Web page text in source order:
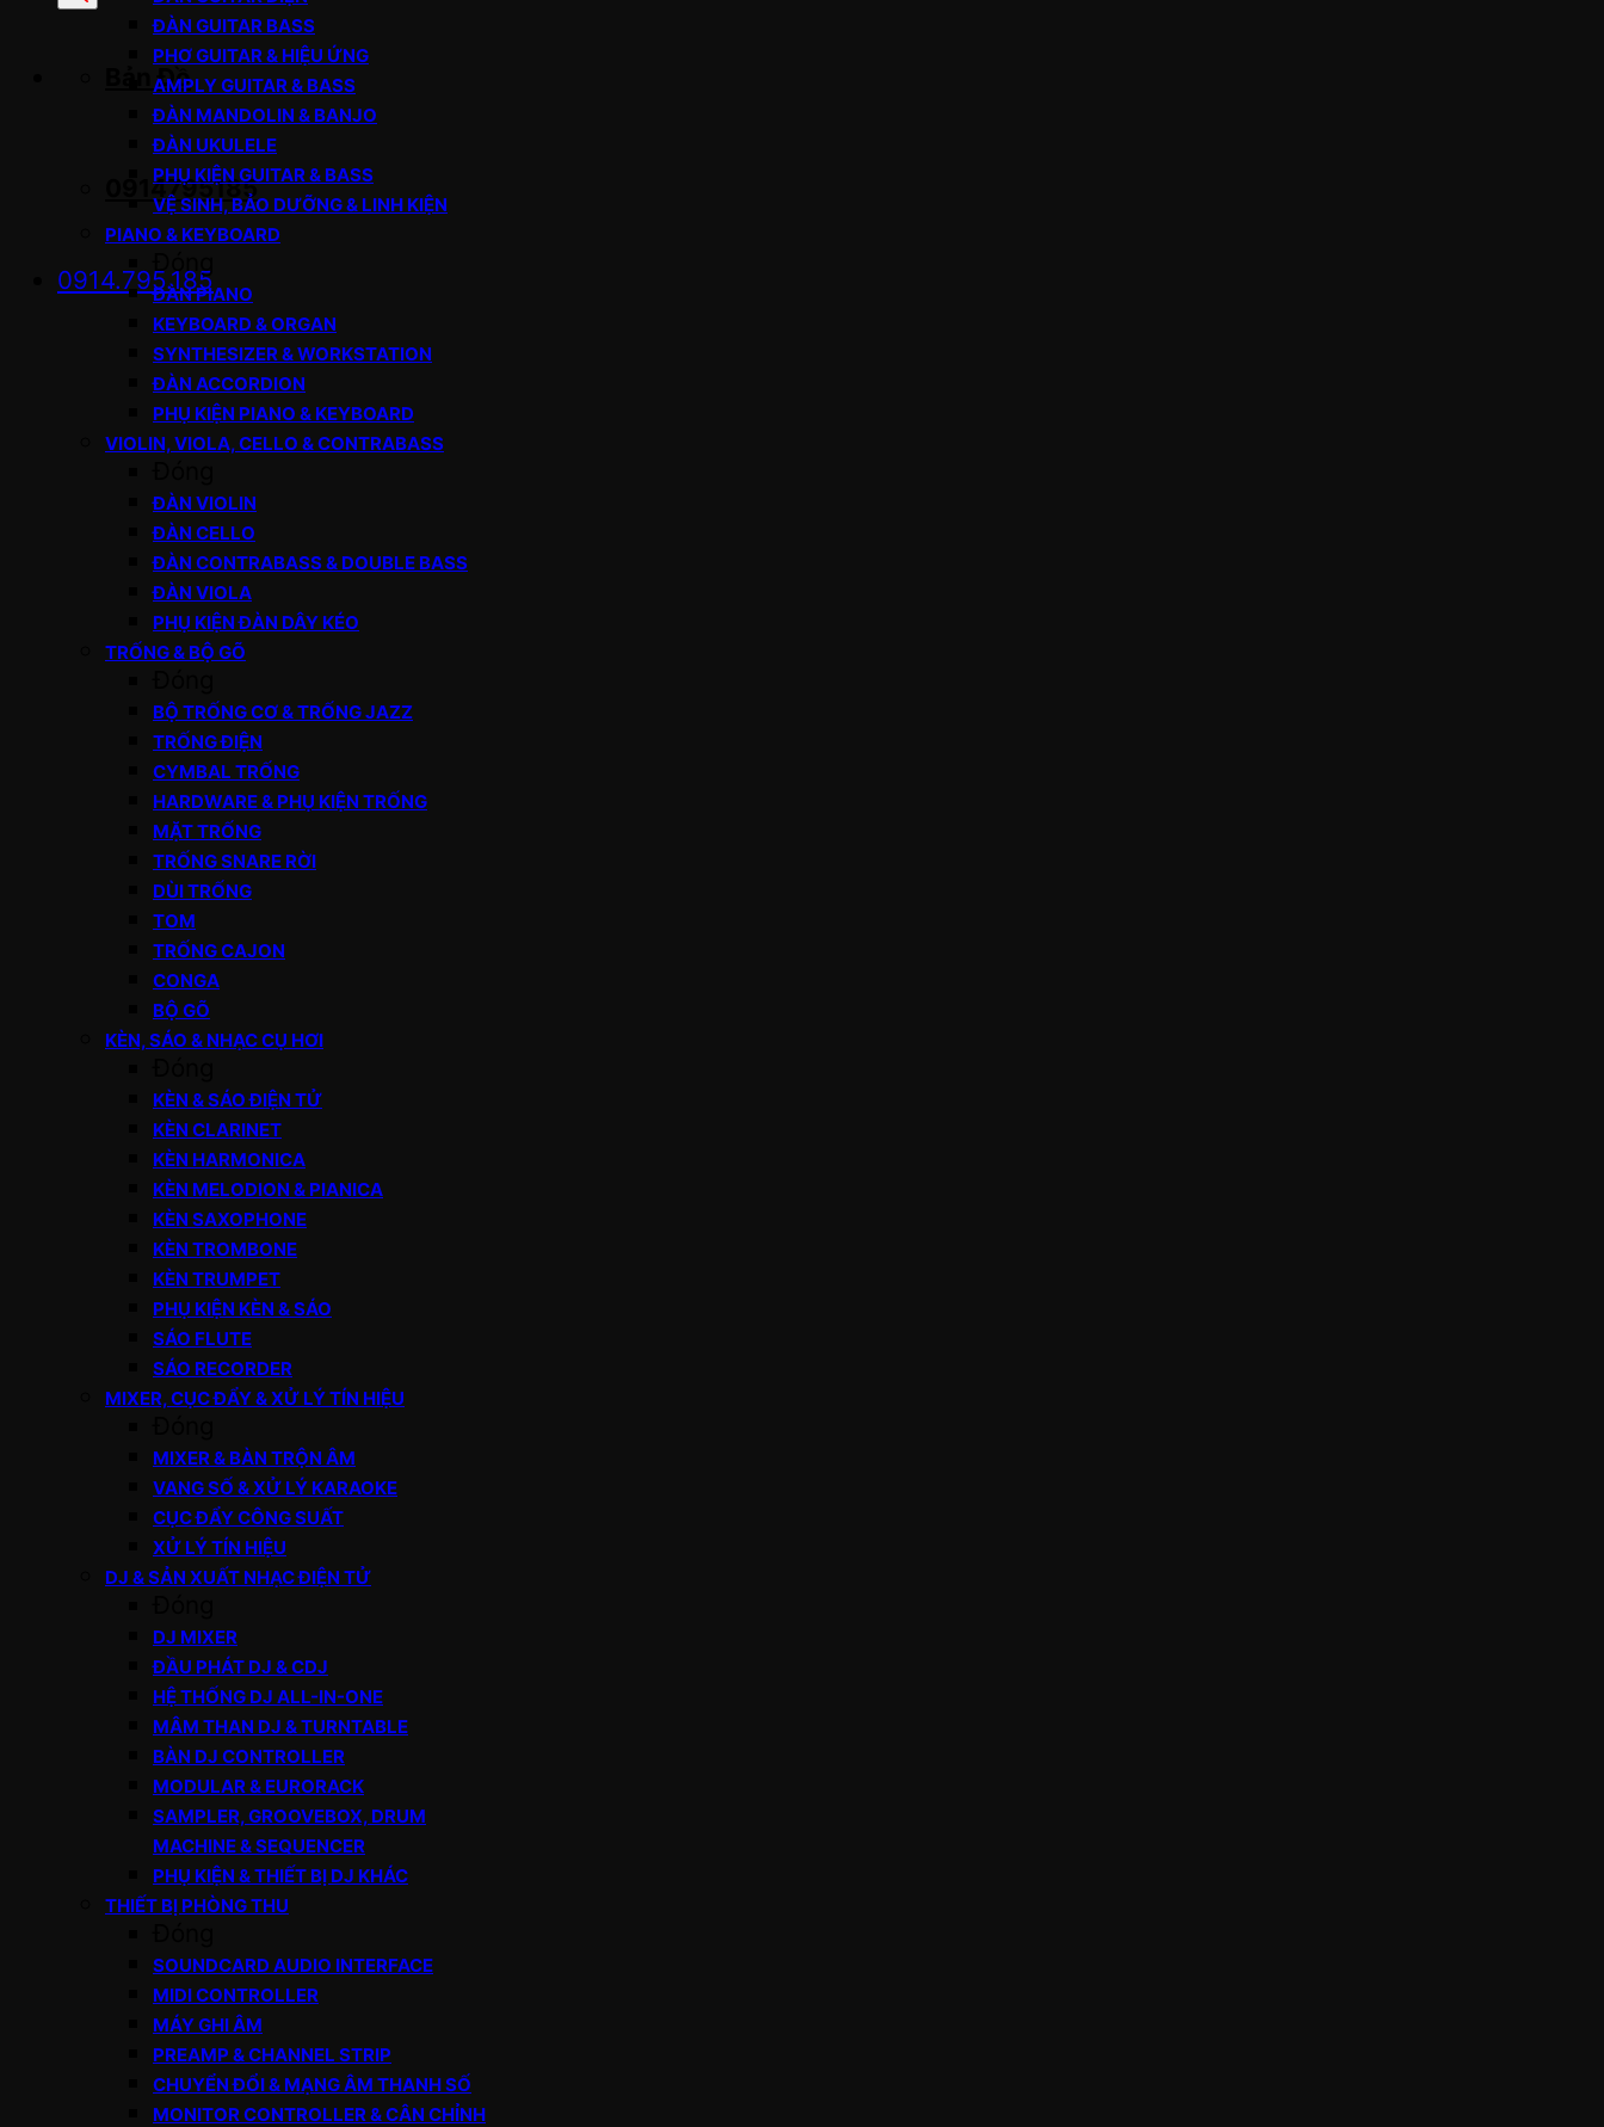
Bản Đồ
0914795185
0914.795.185
ĐÀN GUITAR BASS
PHƠ GUITAR & HIỆU ỨNG
AMPLY GUITAR & BASS
ĐÀN MANDOLIN & BANJO
ĐÀN UKULELE
PHỤ KIỆN GUITAR & BASS
VỆ SINH, BẢO DƯỠNG & LINH KIỆN
PIANO & KEYBOARD
ĐÀN PIANO
KEYBOARD & ORGAN
SYNTHESIZER & WORKSTATION
ĐÀN ACCORDION
PHỤ KIỆN PIANO & KEYBOARD
VIOLIN, VIOLA, CELLO & CONTRABASS
ĐÀN VIOLIN
ĐÀN CELLO
ĐÀN CONTRABASS & DOUBLE BASS
ĐÀN VIOLA
PHỤ KIỆN ĐÀN DÂY KÉO
TRỐNG & BỘ GÕ
BỘ TRỐNG CƠ & TRỐNG JAZZ
TRỐNG ĐIỆN
CYMBAL TRỐNG
HARDWARE & PHỤ KIỆN TRỐNG
MẶT TRỐNG
TRỐNG SNARE RỜI
DÙI TRỐNG
TOM
TRỐNG CAJON
CONGA
BỘ GÕ
KÈN, SÁO & NHẠC CỤ HƠI
KÈN & SÁO ĐIỆN TỬ
KÈN CLARINET
KÈN HARMONICA
KÈN MELODION & PIANICA
KÈN SAXOPHONE
KÈN TROMBONE
KÈN TRUMPET
PHỤ KIỆN KÈN & SÁO
SÁO FLUTE
SÁO RECORDER
MIXER, CỤC ĐẨY & XỬ LÝ TÍN HIỆU
MIXER & BÀN TRỘN ÂM
VANG SỐ & XỬ LÝ KARAOKE
CỤC ĐẨY CÔNG SUẤT
XỬ LÝ TÍN HIỆU
DJ & SẢN XUẤT NHẠC ĐIỆN TỬ
DJ MIXER
ĐẦU PHÁT DJ & CDJ
HỆ THỐNG DJ ALL-IN-ONE
MÂM THAN DJ & TURNTABLE
BÀN DJ CONTROLLER
MODULAR & EURORACK
SAMPLER, GROOVEBOX, DRUM
MACHINE & SEQUENCER
PHỤ KIỆN & THIẾT BỊ DJ KHÁC
THIẾT BỊ PHÒNG THU
SOUNDCARD AUDIO INTERFACE
MIDI CONTROLLER
MÁY GHI ÂM
PREAMP & CHANNEL STRIP
CHUYỂN ĐỔI & MẠNG ÂM THANH SỐ
MONITOR CONTROLLER & CÂN CHỈNH